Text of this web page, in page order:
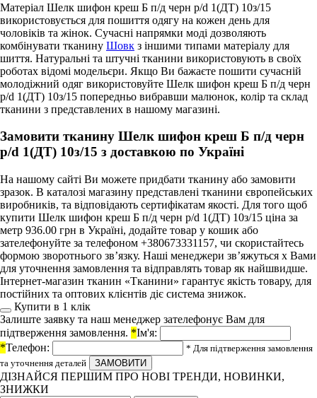
Матеріал Шелк шифон креш Б п/д черн p/d 1(ДТ) 10з/15
використовується для пошиття одягу на кожен день для
чоловіків та жінок. Сучасні напрямки моді дозволяють
комбінувати тканину Шовк з іншими типами матеріалу для
шиття. Натуральні та штучні тканини використовують в своїх
роботах відомі модельєри. Якщо Ви бажаєте пошити сучасній
молодіжний одяг використовуйте Шелк шифон креш Б п/д черн
p/d 1(ДТ) 10з/15 попередньо вибравши малюнок, колір та склад
тканини з представлених в нашому магазині.
Замовити тканину Шелк шифон креш Б п/д черн
p/d 1(ДТ) 10з/15 з доставкою по Україні
На нашому сайті Ви можете придбати тканину або замовити
зразок. В каталозі магазину представлені тканини європейських
виробників, та відповідають сертифікатам якості. Для того щоб
купити Шелк шифон креш Б п/д черн p/d 1(ДТ) 10з/15 ціна за
метр 936.00 грн в Україні, додайте товар у кошик або
зателефонуйте за телефоном +380673331157, чи скористайтесь
формою зворотнього зв’язку. Наші менеджери зв’яжуться х Вами
для уточнення замовлення та відправлять товар як найшвидше.
Інтернет-магазин тканин «Тканини» гарантує якість товару, для
постійних та оптових клієнтів діє система знижок.
Купити в 1 клiк
Залиште заявку та наш менеджер зателефонує Вам для
підтверження замовлення. *Ім'я:
*Телефон:
* Для підтверження замовлення
та уточнення деталей
ДІЗНАЙСЯ ПЕРШИМ ПРО НОВІ ТРЕНДИ, НОВИНКИ,
ЗНИЖКИ